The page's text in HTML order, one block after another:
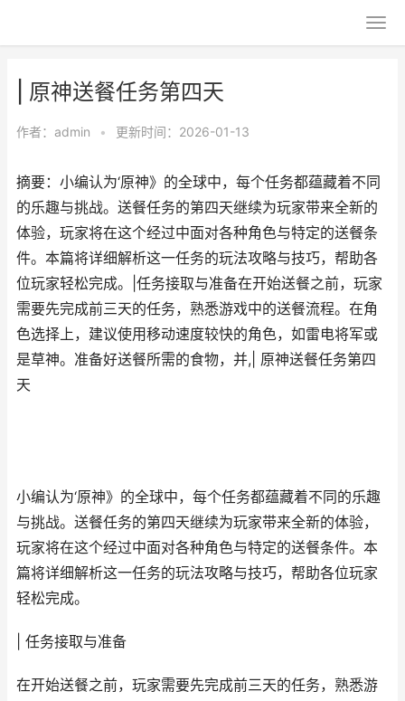
| 原神送餐任务第四天
作者： admin • 更新时间：2026-01-13
摘要：小编认为‘原神》的全球中，每个任务都蕴藏着不同
的乐趣与挑战。送餐任务的第四天继续为玩家带来全新的
体验，玩家将在这个经过中面对各种角色与特定的送餐条
件。本篇将详细解析这一任务的玩法攻略与技巧，帮助各
位玩家轻松完成。|任务接取与准备在开始送餐之前，玩家
需要先完成前三天的任务，熟悉游戏中的送餐流程。在角
色选择上，建议使用移动速度较快的角色，如雷电将军或
是草神。准备好送餐所需的食物，并,| 原神送餐任务第四
天
小编认为‘原神》的全球中，每个任务都蕴藏着不同的乐趣
与挑战。送餐任务的第四天继续为玩家带来全新的体验，
玩家将在这个经过中面对各种角色与特定的送餐条件。本
篇将详细解析这一任务的玩法攻略与技巧，帮助各位玩家
轻松完成。
| 任务接取与准备
在开始送餐之前，玩家需要先完成前三天的任务，熟悉游